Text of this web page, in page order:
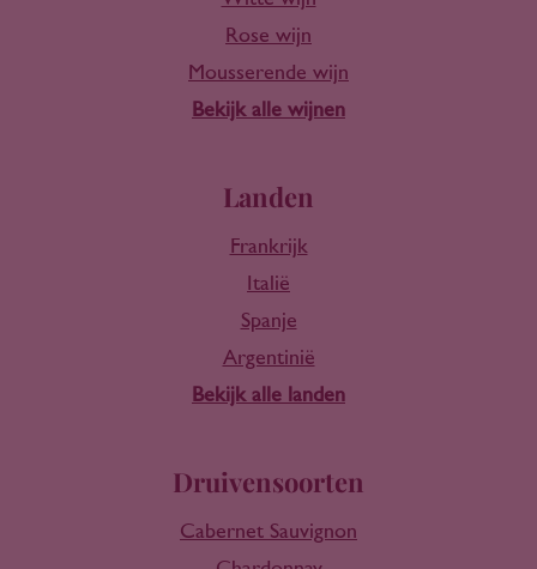
Rose wijn
Mousserende wijn
Bekijk alle wijnen
Landen
Frankrijk
Italië
Spanje
Argentinië
Bekijk alle landen
Druivensoorten
Cabernet Sauvignon